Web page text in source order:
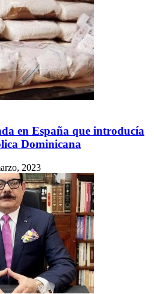
en España que introducía
Dominicana
2023